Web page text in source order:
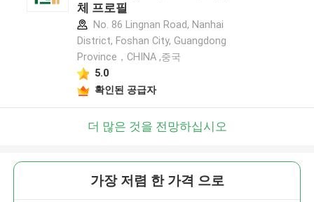
체 프로필
No. 86 Lingnan Road, Nanhai
District, Foshan City, Guangdong
Province，CHINA ,중국
5.0
확인된 공급자
더 많은 것을 전망하십시오
가장 저렴 한 가격 으로